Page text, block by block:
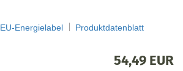
EU-Energielabel Produktdatenblatt
54,49 EUR